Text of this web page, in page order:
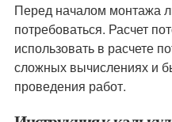
Перед началом монтажа
потребоваться. Расчет
использовать в расчете
сложных вычислениях и
проведения работ.